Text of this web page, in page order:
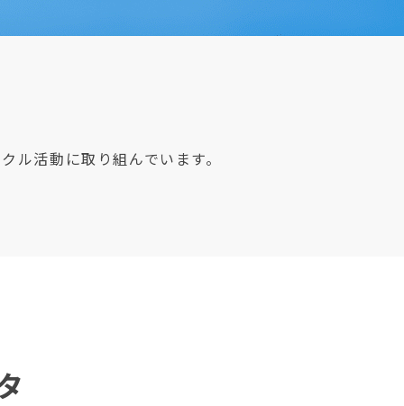
活動に取り組んでいます。